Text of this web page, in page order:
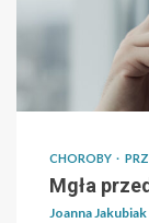
CHOROBY
Mgła
Joanna Jakubiak